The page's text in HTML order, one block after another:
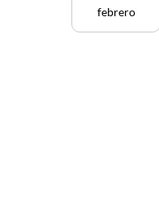
febrero